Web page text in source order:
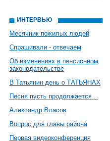
ИНТЕРВЬЮ
Месячник пожилых людей
Спрашивали - отвечаем
Об изменениях в пенсионном
законодательстве
В Татьянин день о ТАТЬЯНАХ
Песня пусть продолжается…
Александр Власов
Вопрос для главы района
Первая видеоконференция